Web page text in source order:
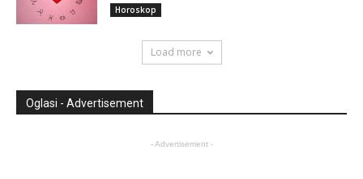
Horoskop
Load more
Oglasi - Advertisement
- Advertisement -